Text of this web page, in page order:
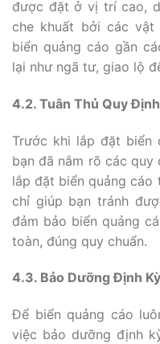
được đặt ở vị trí cao,
che khuất bởi các
biển quảng cáo gần
lại như ngã tư, giao lộ
4.2. Tuân Thủ Quy
Trước khi lắp đặt biển
bạn đã nắm rõ các quy
lắp đặt biển quảng cáo
chỉ giúp bạn tránh
đảm bảo biển quảng
toàn, đúng quy chuẩn.
4.3. Bảo Dưỡng Định Kỳ
Để biển quảng cáo
việc bảo dưỡng định